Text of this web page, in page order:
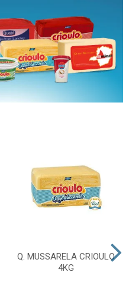
Q. MUSSARELA CRIOULO
4KG